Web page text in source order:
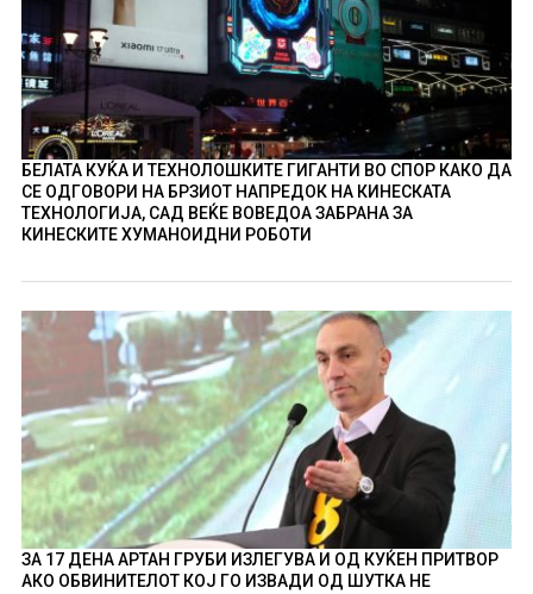
БЕЛАТА КУЌА И ТЕХНОЛОШКИТЕ ГИГАНТИ ВО СПОР КАКО ДА
СЕ ОДГОВОРИ НА БРЗИОТ НАПРЕДОК НА КИНЕСКАТА
ТЕХНОЛОГИЈА, САД ВЕЌЕ ВОВЕДОА ЗАБРАНА ЗА
КИНЕСКИТЕ ХУМАНОИДНИ РОБОТИ
ЗА 17 ДЕНА АРТАН ГРУБИ ИЗЛЕГУВА И ОД КУЌЕН ПРИТВОР
АКО ОБВИНИТЕЛОТ КОЈ ГО ИЗВАДИ ОД ШУТКА НЕ